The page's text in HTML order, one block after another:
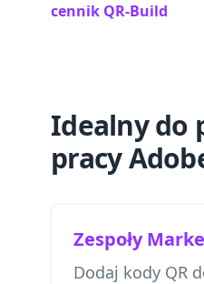
cennik QR-Build
Idealny do
pracy
Zespoły
Dodaj kody QR